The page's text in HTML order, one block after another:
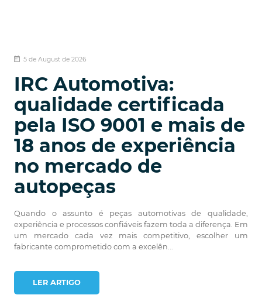
5 de August de 2026
IRC Automotiva:
qualidade certificada
pela ISO 9001 e mais de
18 anos de experiência
no mercado de
autopeças
Quando o assunto é peças automotivas de qualidade,
experiência e processos confiáveis fazem toda a diferença. Em
um mercado cada vez mais competitivo, escolher um
fabricante comprometido com a excelên...
LER ARTIGO